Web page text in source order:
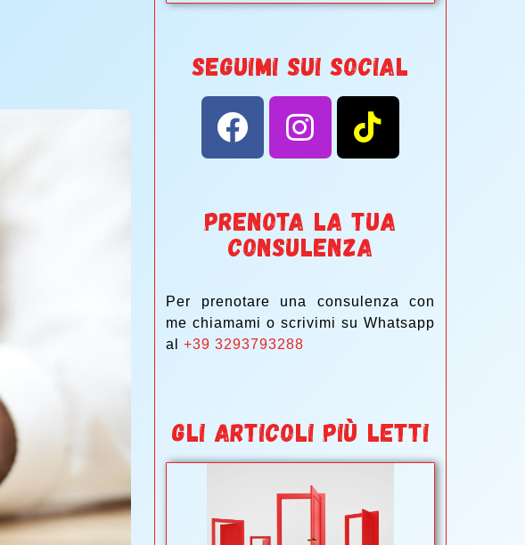
SEGUIMI SUI SOCIAL
PRENOTA LA TUA
CONSULENZA
Per prenotare una consulenza con
me chiamami o scrivimi su Whatsapp
al +39 3293793288
GLI ARTICOLI PIÙ LETTI